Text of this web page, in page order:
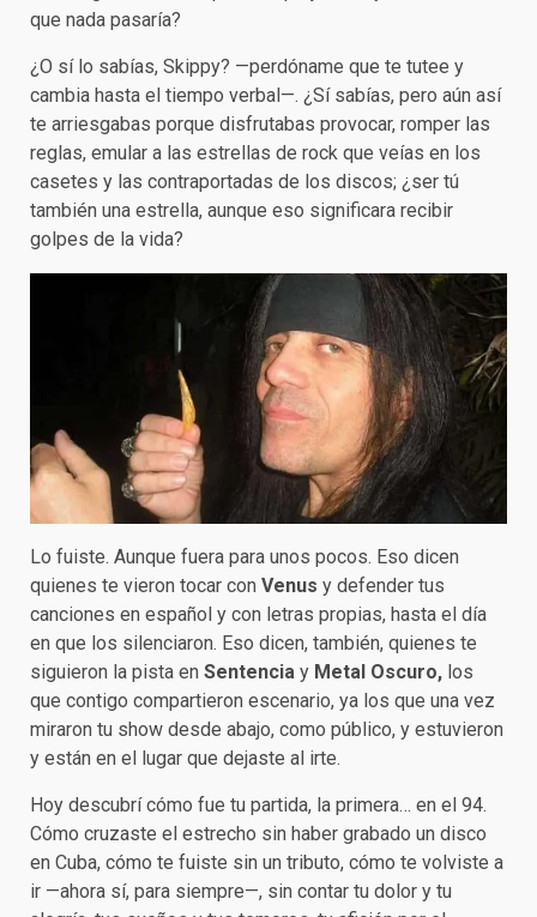
que nada pasaría?
¿O sí lo sabías, Skippy? —perdóname que te tutee y
cambia hasta el tiempo verbal—. ¿Sí sabías, pero aún así
te arriesgabas porque disfrutabas provocar, romper las
reglas, emular a las estrellas de rock que veías en los
casetes y las contraportadas de los discos; ¿ser tú
también una estrella, aunque eso significara recibir
golpes de la vida?
Lo fuiste. Aunque fuera para unos pocos. Eso dicen
quienes te vieron tocar con Venus y defender tus
canciones en español y con letras propias, hasta el día
en que los silenciaron. Eso dicen, también, quienes te
siguieron la pista en Sentencia y Metal Oscuro, los
que contigo compartieron escenario, ya los que una vez
miraron tu show desde abajo, como público, y estuvieron
y están en el lugar que dejaste al irte.
Hoy descubrí cómo fue tu partida, la primera… en el 94.
Cómo cruzaste el estrecho sin haber grabado un disco
en Cuba, cómo te fuiste sin un tributo, cómo te volviste a
ir —ahora sí, para siempre—, sin contar tu dolor y tu